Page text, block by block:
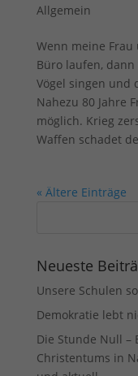
Allgemein
Wenn meine
Büro laufen,
Vögel singen und
Nahezu 80 Jahre
möglich. Krieg
Waffen schadet
« Ältere Einträge
Neueste
Unsere Schulen
Demokratie lebt
Die Stunde Null –
Christentums in